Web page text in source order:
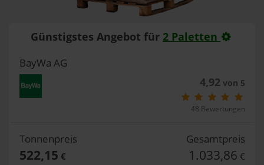
Günstigstes Angebot für 2 Paletten
BayWa AG
4,92von 5
48 Bewertungen
Tonnenpreis
522,15 €
Gesamtpreis
1.033,86 €